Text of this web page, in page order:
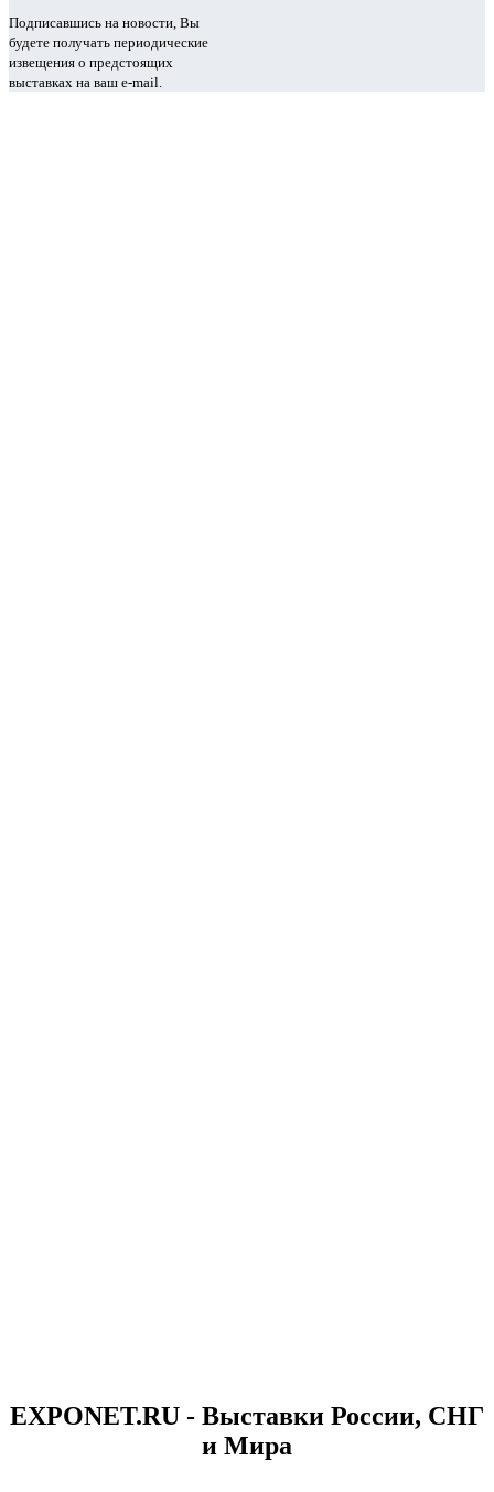
Подписавшись на новости, Вы
будете получать периодические
извещения о предстоящих
выставках на ваш e-mail.
EXPONET.RU - Выставки России, СНГ
и Мира